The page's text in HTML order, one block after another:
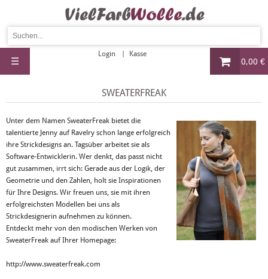
0,00 €
Login Kasse
☰
SWEATERFREAK
Unter dem Namen SweaterFreak bietet die
talentierte Jenny auf Ravelry schon lange erfolgreich
ihre Strickdesigns an. Tagsüber arbeitet sie als
Software-Entwicklerin. Wer denkt, das passt nicht
gut zusammen, irrt sich: Gerade aus der Logik, der
Geometrie und den Zahlen, holt sie Inspirationen
für Ihre Designs. Wir freuen uns, sie mit ihren
erfolgreichsten Modellen bei uns als
Strickdesignerin aufnehmen zu können.
Entdeckt mehr von den modischen Werken von
SweaterFreak auf Ihrer Homepage:
http://www.sweaterfreak.com